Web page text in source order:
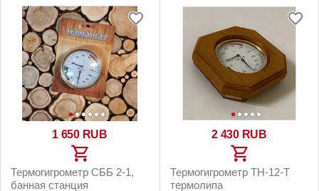
1 650 RUB
Термогигрометр СББ 2-1,
банная станция
2 430 RUB
Термогигрометр ТН-12-T
термолипа